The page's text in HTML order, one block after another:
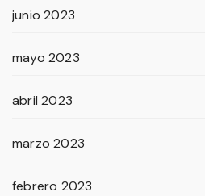
junio 2023
mayo 2023
abril 2023
marzo 2023
febrero 2023